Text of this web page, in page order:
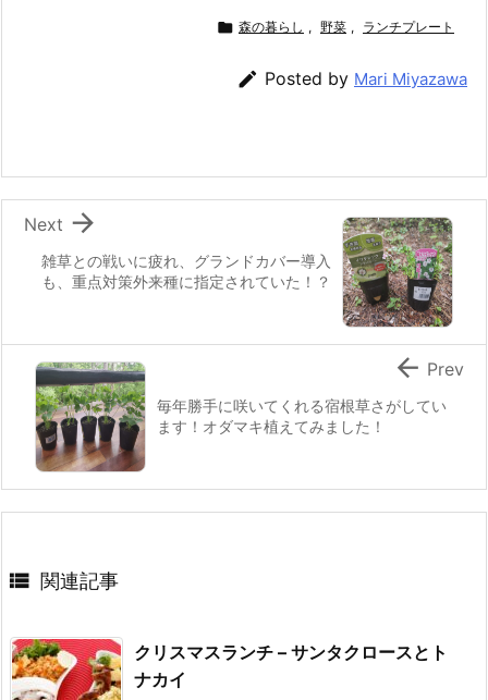
o
k
e
a
ai
l
 森の暮らし , 野菜 , ランチプレート
 Posted by Mari Miyazawa
雑草との戦いに疲れ、グランドカバー導入
も、重点対策外来種に指定されていた！？

Next
毎年勝手に咲いてくれる宿根草さがしてい
ます！オダマキ植えてみました！
 Prev
 関連記事
クリスマスランチ – サンタクロースとト
ナカイ